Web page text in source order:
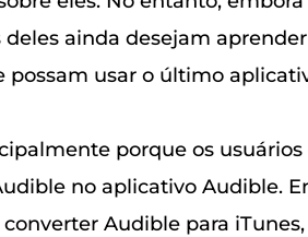
ainda desejam
possam usar o último
porque os
no aplicativo Audible.
Audible para